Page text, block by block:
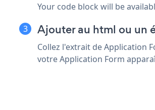
Your code block will be
Ajouter au html ou un
Collez l'extrait de Application
votre Application Form